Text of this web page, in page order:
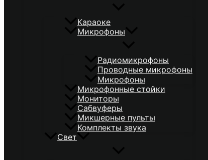
Караоке
Микрофоны
Радиомикрофоны
Проводные микрофоны
Микрофоны
Микрофонные стойки
Мониторы
Сабвуферы
Микшерные пульты
Комплекты звука
Свет